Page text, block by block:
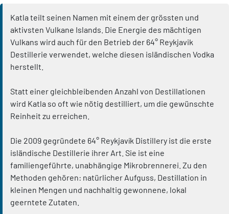
Katla teilt seinen Namen mit einem der grössten und
aktivsten Vulkane Islands. Die Energie des mächtigen
Vulkans wird auch für den Betrieb der 64° Reykjavik
Destillerie verwendet, welche diesen isländischen Vodka
herstellt.
Statt einer gleichbleibenden Anzahl von Destillationen
wird Katla so oft wie nötig destilliert, um die gewünschte
Reinheit zu erreichen.
Die 2009 gegründete 64° Reykjavík Distillery ist die erste
isländische Destillerie ihrer Art. Sie ist eine
familiengeführte, unabhängige Mikrobrennerei. Zu den
Methoden gehören: natürlicher Aufguss, Destillation in
kleinen Mengen und nachhaltig gewonnene, lokal
geerntete Zutaten.